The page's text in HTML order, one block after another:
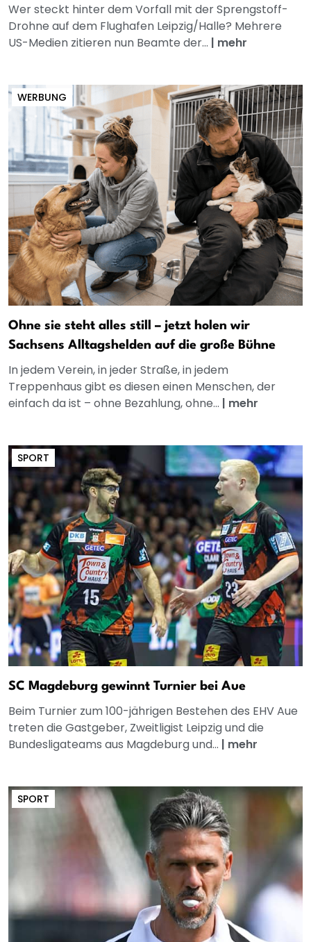
Wer steckt hinter dem Vorfall mit der Sprengstoff-
Drohne auf dem Flughafen Leipzig/Halle? Mehrere
US-Medien zitieren nun Beamte der... | mehr
WERBUNG
Ohne sie steht alles still – jetzt holen wir
Sachsens Alltagshelden auf die große Bühne
In jedem Verein, in jeder Straße, in jedem
Treppenhaus gibt es diesen einen Menschen, der
einfach da ist – ohne Bezahlung, ohne... | mehr
SPORT
SC Magdeburg gewinnt Turnier bei Aue
Beim Turnier zum 100-jährigen Bestehen des EHV Aue
treten die Gastgeber, Zweitligist Leipzig und die
Bundesligateams aus Magdeburg und... | mehr
SPORT